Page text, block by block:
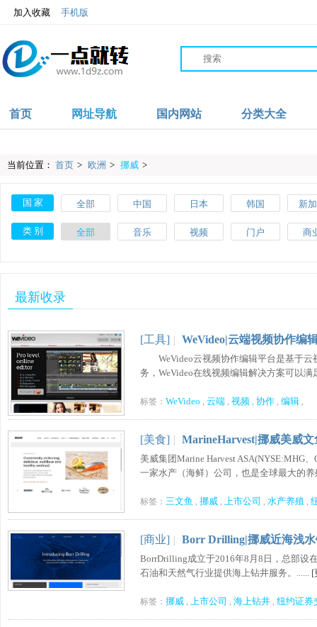
加入收藏 手机版
首页 网址导航 国内网站 分类大全
当前位置： 首页 > 欧洲 > 挪威 >
国 家 全部 中国 日本 韩国 新
沙特 伊朗 阿联酋 阿富汗 英
类 别 全部 音乐 视频 门户 商
最新收录
[工具] | WeVideo|云端视频协作编
WeVideo云视频协作编辑平台是基于云
务，WeVideo在线视频编辑解决方案可以
标签： WeVideo , 云端 , 视频 , 协作 , 编辑 ,
[美食] | MarineHarvest|挪威美威
美威集团Marine Harvest ASA(NYSE:MHG
一家水产（海鲜）公司，也是全球最大的
标签： 三文鱼 , 挪威 , 上市公司 , 水产养殖 ,
[商业] | Borr Drilling|挪威近海浅
BorrDrilling成立于2016年8月8日，总部设
石油和天然气行业提供海上钻井服务。...... [
标签： 挪威 , 上市公司 , 海上钻井 , 纽约证券
PearOCR|免